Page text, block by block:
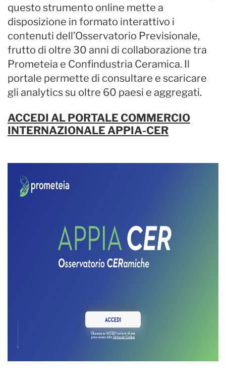
questo strumento online mette a
disposizione in formato interattivo i
contenuti dell’Osservatorio Previsionale,
frutto di oltre 30 anni di collaborazione tra
Prometeia e Confindustria Ceramica. Il
portale permette di consultare e scaricare
gli analytics su oltre 60 paesi e aggregati.
ACCEDI AL PORTALE COMMERCIO
INTERNAZIONALE APPIA-CER